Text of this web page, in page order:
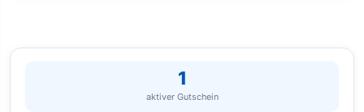
1
aktiver Gutschein